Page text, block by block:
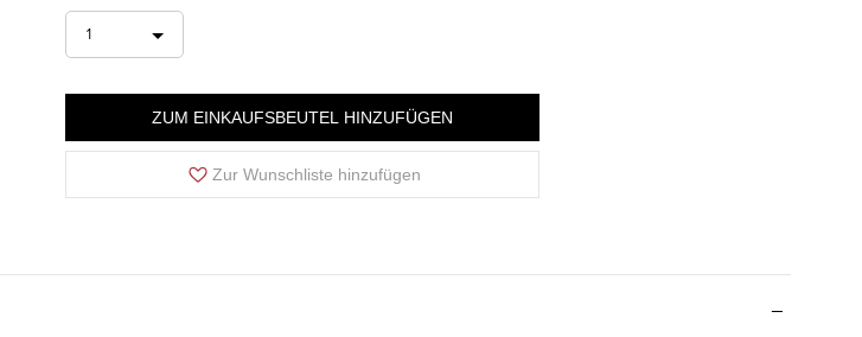
1
ZUM EINKAUFSBEUTEL HINZUFÜGEN
Zur Wunschliste hinzufügen